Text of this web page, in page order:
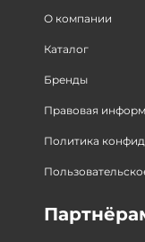
О компании
Каталог
Бренды
Правовая
Политика